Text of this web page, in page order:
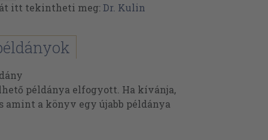
itt tekintheti meg:Dr. Kulin
példánya elfogyott. Ha kívánja,
amint a könyv egy újabb példánya